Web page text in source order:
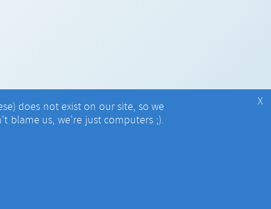
X
does not exist on our site, so we
blame us, we're just computers ;).